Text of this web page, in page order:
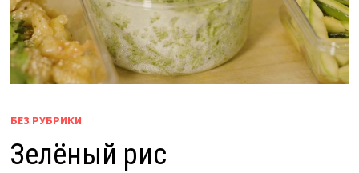
БЕЗ РУБРИКИ
Зелёный рис